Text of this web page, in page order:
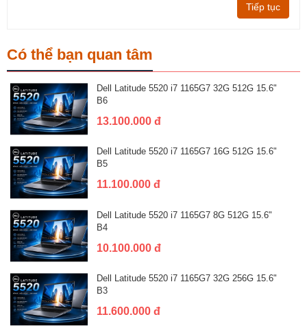
Tiếp tục
Có thể bạn quan tâm
Dell Latitude 5520 i7 1165G7 32G 512G 15.6"
B6
13.100.000 đ
Dell Latitude 5520 i7 1165G7 16G 512G 15.6"
B5
11.100.000 đ
Dell Latitude 5520 i7 1165G7 8G 512G 15.6"
B4
10.100.000 đ
Dell Latitude 5520 i7 1165G7 32G 256G 15.6"
B3
11.600.000 đ